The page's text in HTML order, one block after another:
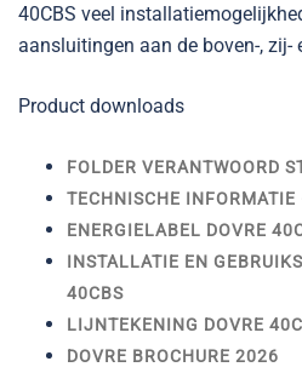
40CBS veel
aansluitingen aan de boven-, zij-
Product downloads
FOLDER VERANTWOORD
TECHNISCHE
ENERGIELABEL DOVRE
INSTALLATIE EN
40CBS
LIJNTEKENING DOVRE
DOVRE BROCHURE 2026